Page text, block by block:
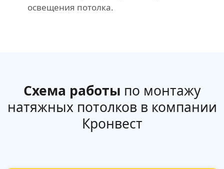
освещения потолка.
Схема работы по монтажу
натяжных потолков в компании
Кронвест